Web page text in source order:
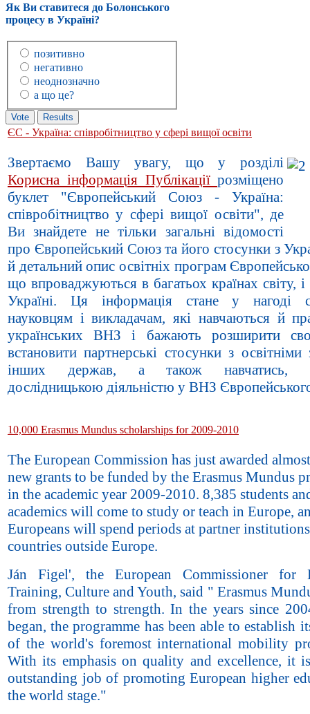
Як Ви ставитеся до Болонського
процесу в Україні?
позитивно
негативно
неоднозначно
а що це?
ЄС - Україна: співробітництво у сфері вищої освіти
Звертаємо Вашу увагу, що у розділі
Корисна інформація_Публікації розміщено
буклет "Європейський Союз - Україна:
співробітництво у сфері вищої освіти", де
Ви знайдете не тільки загальні відомості
про Європейський Союз та його стосунки з
й детальний опис освітніх програм
що впроваджуються в багатьох країнах світу,
Україні. Ця інформація стане у нагоді
науковцям і викладачам, які навчаються й
українських ВНЗ і бажають розширити
встановити партнерські стосунки з освітніми
інших держав, а також навчатись,
дослідницькою діяльністю у ВНЗ
10,000 Erasmus Mundus scholarships for 2009-2010
The European Commission has just awarded
new grants to be funded by the Erasmus Mundus
in the academic year 2009-2010. 8,385 students
academics will come to study or teach in Europe,
Europeans will spend periods at partner
countries outside Europe.
Ján Figel', the European Commissioner for
Training, Culture and Youth, said " Erasmus
from strength to strength. In the years since
began, the programme has been able to establish
of the world's foremost international mobility
With its emphasis on quality and excellence, it
outstanding job of promoting European higher
the world stage."